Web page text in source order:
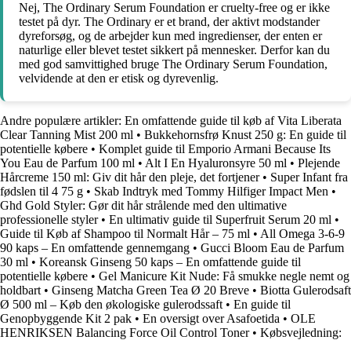
Nej, The Ordinary Serum Foundation er cruelty-free og er ikke
testet på dyr. The Ordinary er et brand, der aktivt modstander
dyreforsøg, og de arbejder kun med ingredienser, der enten er
naturlige eller blevet testet sikkert på mennesker. Derfor kan du
med god samvittighed bruge The Ordinary Serum Foundation,
velvidende at den er etisk og dyrevenlig.
Andre populære artikler: En omfattende guide til køb af Vita Liberata
Clear Tanning Mist 200 ml • Bukkehornsfrø Knust 250 g: En guide til
potentielle købere • Komplet guide til Emporio Armani Because Its
You Eau de Parfum 100 ml • Alt I En Hyaluronsyre 50 ml • Plejende
Hårcreme 150 ml: Giv dit hår den pleje, det fortjener• Super Infant fra
fødslen til 4 75 g • Skab Indtryk med Tommy Hilfiger Impact Men •
Ghd Gold Styler: Gør dit hår strålende med den ultimative
professionelle styler• En ultimativ guide til Superfruit Serum 20 ml •
Guide til Køb af Shampoo til Normalt Hår – 75 ml • All Omega 3-6-9
90 kaps – En omfattende gennemgang • Gucci Bloom Eau de Parfum
30 ml • Koreansk Ginseng 50 kaps – En omfattende guide til
potentielle købere • Gel Manicure Kit Nude: Få smukke negle nemt og
holdbart• Ginseng Matcha Green Tea Ø 20 Breve • Biotta Gulerodsaft
Ø 500 ml – Køb den økologiske gulerodssaft• En guide til
Genopbyggende Kit 2 pak • En oversigt over Asafoetida • OLE
HENRIKSEN Balancing Force Oil Control Toner• Købsvejledning: